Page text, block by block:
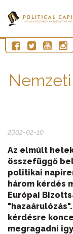
2002-02-10
Az elmúlt
összefüggő
politikai
három kérdés
Európai
kérdésre
megragadni